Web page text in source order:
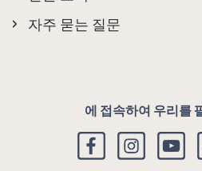
정보 보안
자주 묻는 질문